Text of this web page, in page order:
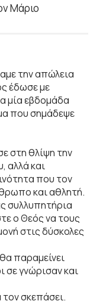
Μάριο
την απώλεια
έδωσε με
μία εβδομάδα
που σημάδεψε
στη θλίψη την
αλλά και
που τον
και αθλητή.
συλλυπητήρια
ο Θεός να τους
στις δύσκολες
παραμείνει
σε γνώρισαν και
σκεπάσει.